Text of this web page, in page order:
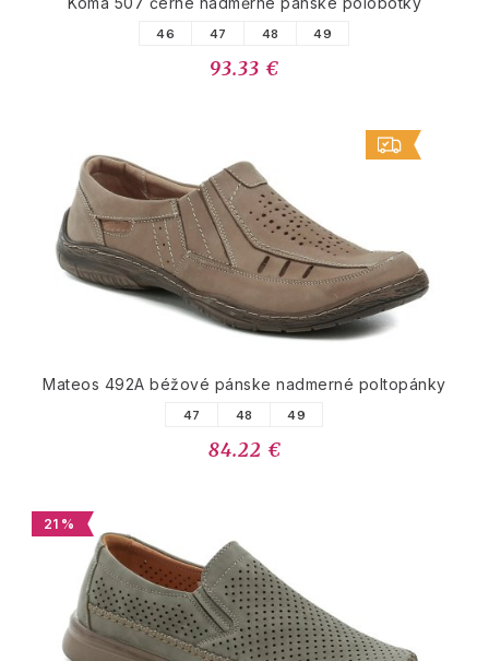
46 47 48 49
93.33 €
Mateos 492A béžové pánske nadmerné poltopánky
47 48 49
84.22 €
21 %